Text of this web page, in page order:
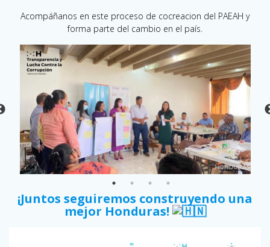
Acompáñanos en este proceso de cocreacion del PAEAH y
forma parte del cambio en el país.
¡Juntos seguiremos construyendo una
mejor Honduras!